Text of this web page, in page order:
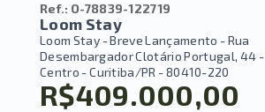
Ref.: O-78839-122719
Loom Stay
Loom Stay - Breve Lançamento -Rua
Desembargador Clotário Portugal, 44 -
Centro - Curitiba/PR - 80410-220
R$409.000,00